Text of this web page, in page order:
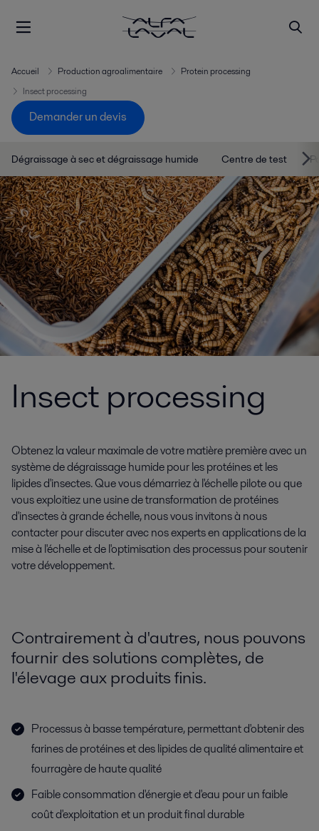
Accueil Production agroalimentaire
Protein processing
Insect processing
Demander un devis
Dégraissage à sec et dégraissage humide Centre de test
Insect processing
Obtenez la valeur maximale de votre matière première avec un
système de dégraissage humide pour les protéines et les
lipides d'insectes. Que vous démarriez à l'échelle pilote ou que
vous exploitiez une usine de transformation de protéines
d'insectes à grande échelle, nous vous invitons à nous
contacter pour discuter avec nos experts en applications de la
mise à l'échelle et de l'optimisation des processus pour soutenir
votre développement.
Contrairement à d'autres, nous pouvons
fournir des solutions complètes, de
l'élevage aux produits finis.
Processus à basse température, permettant d'obtenir des
farines de protéines et des lipides de qualité alimentaire et
fourragère de haute qualité
Faible consommation d'énergie et d'eau pour un faible
coût d'exploitation et un produit final durable